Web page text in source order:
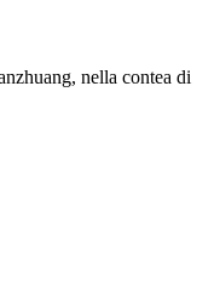
nella contea di